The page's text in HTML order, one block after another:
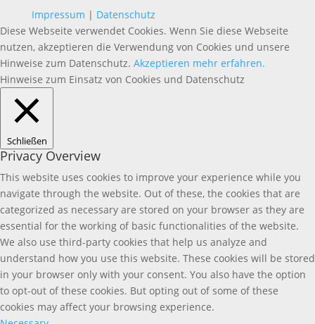
Impressum | Datenschutz
Diese Webseite verwendet Cookies. Wenn Sie diese Webseite
nutzen, akzeptieren die Verwendung von Cookies und unsere
Hinweise zum Datenschutz. Akzeptieren mehr erfahren.
Hinweise zum Einsatz von Cookies und Datenschutz
Schließen
Privacy Overview
This website uses cookies to improve your experience while you
navigate through the website. Out of these, the cookies that are
categorized as necessary are stored on your browser as they are
essential for the working of basic functionalities of the website.
We also use third-party cookies that help us analyze and
understand how you use this website. These cookies will be stored
in your browser only with your consent. You also have the option
to opt-out of these cookies. But opting out of some of these
cookies may affect your browsing experience.